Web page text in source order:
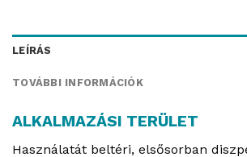
LEÍRÁS
TOVÁBBI INFORMÁCIÓK
ALKALMAZÁSI TERÜLET
Használatát beltéri, elsősorban